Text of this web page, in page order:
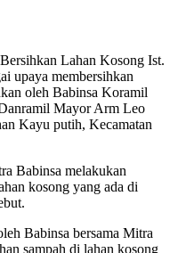
Ist.
upaya membersihkan
oleh Babinsa Koramil
Mayor Arm Leo
Kayu putih, Kecamatan
Babinsa melakukan
kosong yang ada di
Babinsa bersama Mitra
sampah di lahan kosong